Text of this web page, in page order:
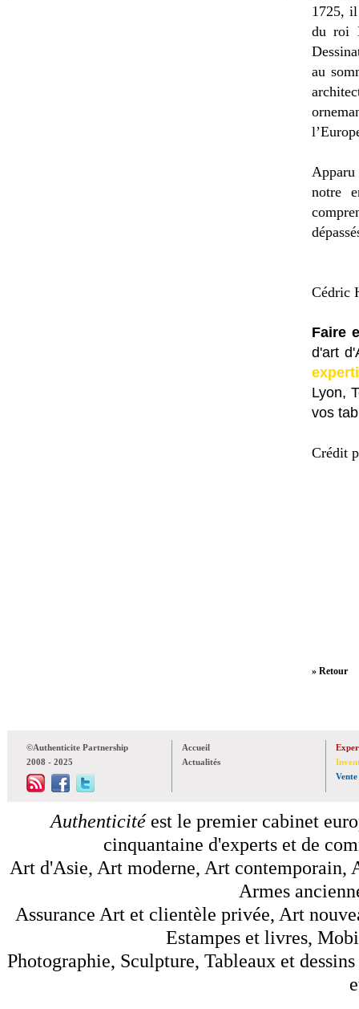
1725,
du roi
au
notre
Cédric
Faire
d'art
Lyon,
vos
Crédit
» Retour
©Authenticite Partnership
2008 - 2025
Accueil
Actualités
Vente
Authenticitéest le premier cabinet
cinquantaine d'experts et de
Art d'Asie, Art moderne, Art contemporain,
Armes
Assurance Art et clientèle privée, Art
Estampes et livres,
Photographie, Sculpture, Tableaux et